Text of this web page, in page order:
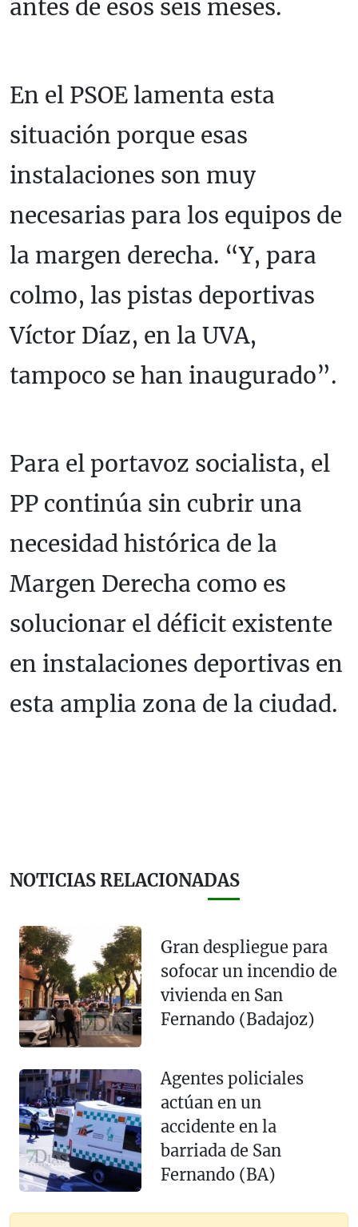
antes de esos seis meses.
En el PSOE lamenta esta
situación porque esas
instalaciones son muy
necesarias para los equipos de
la margen derecha. “Y, para
colmo, las pistas deportivas
Víctor Díaz, en la UVA,
tampoco se han inaugurado”.
Para el portavoz socialista, el
PP continúa sin cubrir una
necesidad histórica de la
Margen Derecha como es
solucionar el déficit existente
en instalaciones deportivas en
esta amplia zona de la ciudad.
NOTICIAS RELACIONADAS
Gran despliegue para
sofocar un incendio de
vivienda en San
Fernando (Badajoz)
Agentes policiales
actúan en un
accidente en la
barriada de San
Fernando (BA)